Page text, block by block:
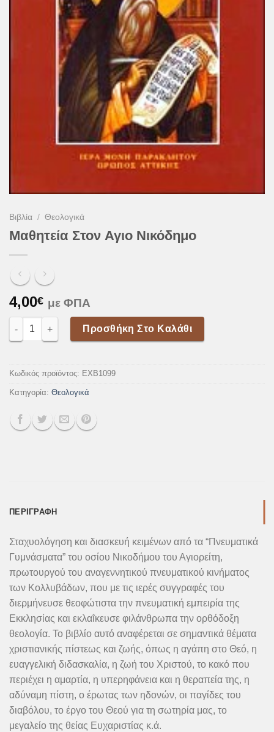
Βιβλία / Θεολογικά
Μαθητεία Στον Αγιο Νικόδημο
4,00€ με ΦΠΑ
Μαθητεία Στον Αγιο Νικόδημο ποσότητα
Προσθήκη Στο Καλάθι
Κωδικός προϊόντος: EXB1099
Κατηγορία: Θεολογικά
ΠΕΡΙΓΡΑΦΉ
Σταχυολόγηση και διασκευή κειμένων από τα “Πνευματικά
Γυμνάσματα” του οσίου Νικοδήμου του Αγιορείτη,
πρωτουργού του αναγεννητικού πνευματικού κινήματος
των Κολλυβάδων, που με τις ιερές συγγραφές του
διερμήνευσε θεοφώτιστα την πνευματική εμπειρία της
Εκκλησίας και εκλαΐκευσε φιλάνθρωπα την ορθόδοξη
θεολογία. Το βιβλίο αυτό αναφέρεται σε σημαντικά θέματα
χριστιανικής πίστεως και ζωής, όπως η αγάπη στο Θεό, η
ευαγγελική διδασκαλία, η ζωή του Χριστού, το κακό που
περιέχει η αμαρτία, η υπερηφάνεια και η θεραπεία της, η
αδύναμη πίστη, ο έρωτας των ηδονών, οι παγίδες του
διαβόλου, το έργο του Θεού για τη σωτηρία μας, το
μεγαλείο της θείας Ευχαριστίας κ.ά.